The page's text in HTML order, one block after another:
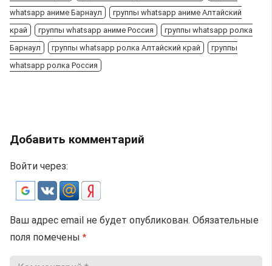
whatsapp аниме Барнаул
группы whatsapp аниме Алтайский
край
группы whatsapp аниме Россия
группы whatsapp ролка
Барнаул
группы whatsapp ролка Алтайский край
группы
whatsapp ролка Россия
Добавить комментарий
Войти через:
Ваш адрес email не будет опубликован. Обязательные
поля помечены *